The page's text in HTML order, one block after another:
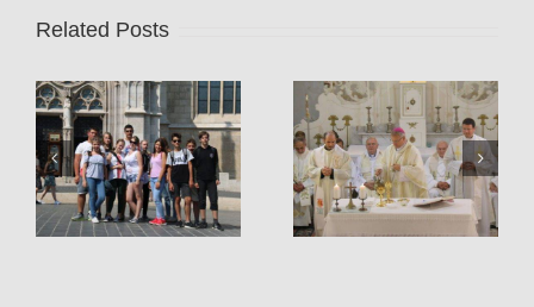
Related Posts
Szent Vince ünnepe a
jubileumi évben – 2017
Plébániai kirándulás –
2017